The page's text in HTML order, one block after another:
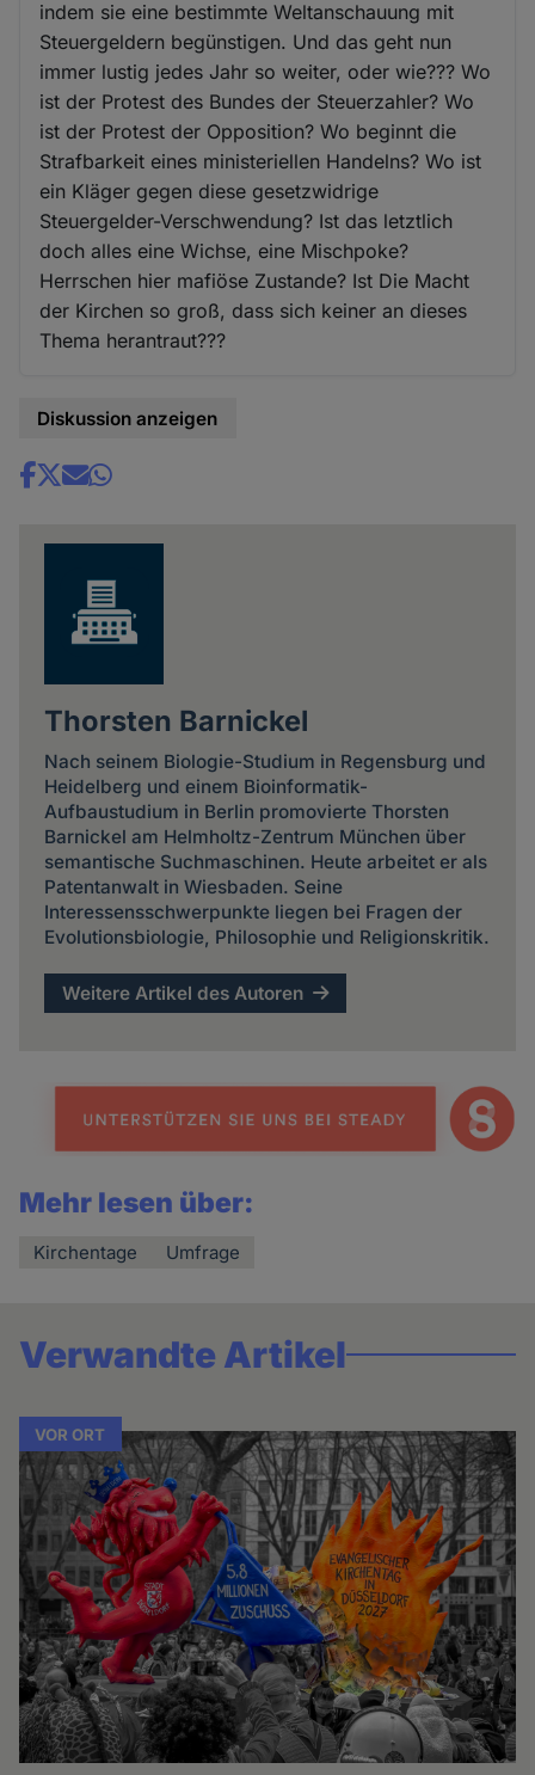
indem sie eine bestimmte Weltanschauung mit
Steuergeldern begünstigen. Und das geht nun
immer lustig jedes Jahr so weiter, oder wie??? Wo
ist der Protest des Bundes der Steuerzahler? Wo
ist der Protest der Opposition? Wo beginnt die
Strafbarkeit eines ministeriellen Handelns? Wo ist
ein Kläger gegen diese gesetzwidrige
Steuergelder-Verschwendung? Ist das letztlich
doch alles eine Wichse, eine Mischpoke?
Herrschen hier mafiöse Zustande? Ist Die Macht
der Kirchen so groß, dass sich keiner an dieses
Thema herantraut???
Diskussion anzeigen
Share
Thorsten Barnickel
Nach seinem Biologie-Studium in Regensburg und
Heidelberg und einem Bioinformatik-
Aufbaustudium in Berlin promovierte Thorsten
Barnickel am Helmholtz-Zentrum München über
semantische Suchmaschinen. Heute arbeitet er als
Patentanwalt in Wiesbaden. Seine
Interessensschwerpunkte liegen bei Fragen der
Evolutionsbiologie, Philosophie und Religionskritik.
Weitere Artikel des Autoren
Mehr lesen über:
Kirchentage Umfrage
Verwandte Artikel
VOR ORT